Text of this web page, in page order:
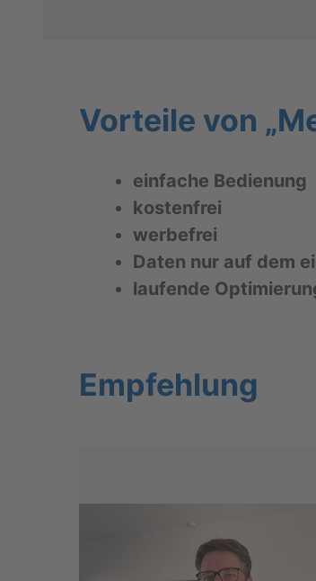
Vor­tei­le von
ein­fa­che Be­die­nung
kos­ten­frei
wer­be­frei
Daten nur auf dem
lau­fen­de
Emp­feh­lung